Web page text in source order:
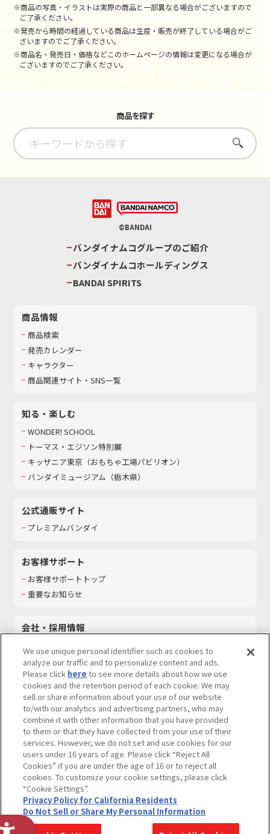
※商品の写真・イラストは実際の商品と一部異なる場合がございますので
ご了承ください。
※発売から時間の経過している商品は生産・販売が終了している場合がご
ざいますのでご了承ください。
※商品名・発売日・価格などこのホームページの情報は変更になる場合が
ございますのでご了承ください。
商品を探す
さがす
©BANDAI
バンダイナムコグループのご紹介
バンダイナムコホールディングス
BANDAI SPIRITS
商品情報
商品検索
発売カレンダー
キャラクター
商品関連サイト・SNS一覧
知る・楽しむ
WONDER! SCHOOL
トーマス・エジソン特別展
キッザニア東京（おもちゃ工場パビリオン）​
バンダイミュージアム（栃木県）
公式通販サイト
プレミアムバンダイ
お客様サポート
お客様サポートトップ
重要なお知らせ
会社・採用情報
採用情報
サステナビリティ
お問い合わせ
ウェブサイトご利用条件 ソーシャルメディアポリシー
個人情報及び特定個人情報等の取り扱いに関する保護方針
Do Not Sell or Share My Personal Information著作権・商標について
カスタマーハラスメントに対する基本的な対応方針
We use unique personal identifier such as cookies to
analyze our traffic and to personalize content and ads.
Please click here to see more details about how we use
cookies and the retention period of each cookie. We may
sell or share information about your use of our website
to/with our analytics and advertising partners, who may
combine it with other information that you have provided
to them or that they have collected from your use of their
services. However, we do not set and use cookies for our
users under 16 years of age. Please click “Reject All
Cookies” if you are under the age of 16 or to reject all
cookies. To customize your cookie settings, please click
“Cookie Settings”.
Privacy Policy for California Residents
Do Not Sell or Share My Personal Information